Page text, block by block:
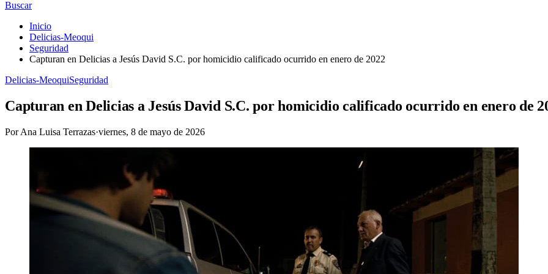
Buscar
Inicio
Delicias-Meoqui
Seguridad
Capturan en Delicias a Jesús David S.C. por homicidio calificado ocurrido en enero de 2022
Delicias-MeoquiSeguridad
Capturan en Delicias a Jesús David S.C. por homicidio calificado ocurrido en enero de
PorAna Luisa Terrazas·viernes, 8 de mayo de 2026